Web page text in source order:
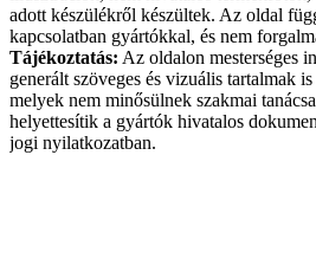
adott készülékről készültek. Az oldal
kapcsolatban gyártókkal, és nem
Tájékoztatás: Az oldalon mesterséges
generált szöveges és vizuális tartalmak
melyek nem minősülnek szakmai
helyettesítik a gyártók hivatalos
jogi nyilatkozatban.